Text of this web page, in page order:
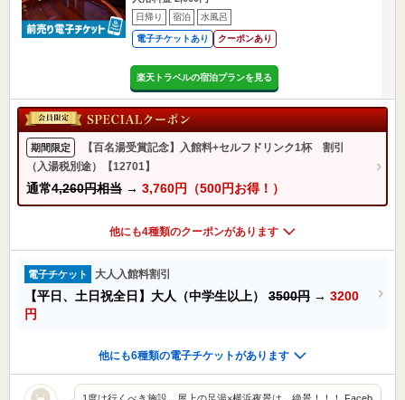
日帰り 宿泊 水風呂
電子チケットあり クーポンあり
楽天トラベルの宿泊プランを見る
期間限定
【百名湯受賞記念】入館料+セルフドリンク1杯 割引
（入湯税別途）【12701】
通常4,260円相当 → 3,760円（500円お得！）
他にも4種類のクーポンがあります
電子チケット 大人入館料割引
【平日、土日祝全日】大人（中学生以上） 3500円 → 3200
円
他にも6種類の電子チケットがあります